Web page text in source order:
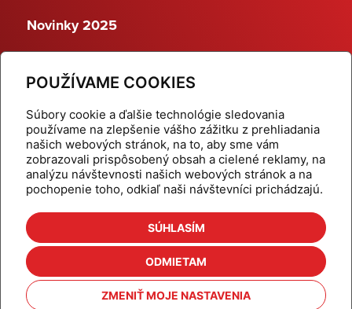
POUŽÍVAME COOKIES
Súbory cookie a ďalšie technológie sledovania
používame na zlepšenie vášho zážitku z prehliadania
našich webových stránok, na to, aby sme vám
zobrazovali prispôsobený obsah a cielené reklamy, na
analýzu návštevnosti našich webových stránok a na
pochopenie toho, odkiaľ naši návštevníci prichádzajú.
SÚHLASÍM
ODMIETAM
ZMENIŤ MOJE NASTAVENIA
Novinky 2025
Dynamické termostatické ventily
Domov
Produkty
Aktuality
Odber šikovné tipy
Kalkulačky
Cenníky
Na stiahnutie
Referencie
Kontakt